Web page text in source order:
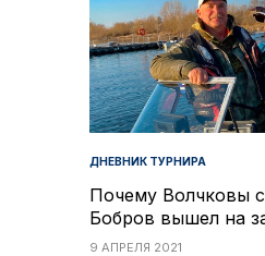
ДНЕВНИК ТУРНИРА
Почему Волчковы
Бобров вышел на
9 АПРЕЛЯ 2021